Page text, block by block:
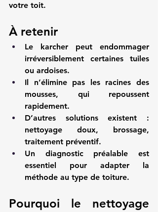
votre toit.
À retenir
Le karcher peut endommager
irréversiblement certaines tuiles
ou ardoises.
Il n’élimine pas les racines des
mousses, qui repoussent
rapidement.
D’autres solutions existent :
nettoyage doux, brossage,
traitement préventif.
Un diagnostic préalable est
essentiel pour adapter la
méthode au type de toiture.
Pourquoi le nettoyage